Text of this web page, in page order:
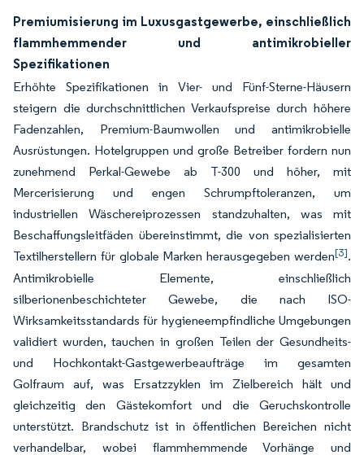
Premiumisierung im Luxusgastgewerbe, einschließlich
flammhemmender und antimikrobieller
Spezifikationen
Erhöhte Spezifikationen in Vier- und Fünf-Sterne-Häusern
steigern die durchschnittlichen Verkaufspreise durch höhere
Fadenzahlen, Premium-Baumwollen und antimikrobielle
Ausrüstungen. Hotelgruppen und große Betreiber fordern nun
zunehmend Perkal-Gewebe ab T-300 und höher, mit
Mercerisierung und engen Schrumpftoleranzen, um
industriellen Wäschereiprozessen standzuhalten, was mit
Beschaffungsleitfäden übereinstimmt, die von spezialisierten
Textilherstellern für globale Marken herausgegeben werden[3].
Antimikrobielle Elemente, einschließlich
silberionenbeschichteter Gewebe, die nach ISO-
Wirksamkeitsstandards für hygieneempfindliche Umgebungen
validiert wurden, tauchen in großen Teilen der Gesundheits-
und Hochkontakt-Gastgewerbeaufträge im gesamten
Golfraum auf, was Ersatzzyklen im Zielbereich hält und
gleichzeitig den Gästekomfort und die Geruchskontrolle
unterstützt. Brandschutz ist in öffentlichen Bereichen nicht
verhandelbar, wobei flammhemmende Vorhänge und